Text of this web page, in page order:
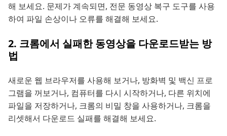
해 보세요. 문제가 계속되면, 전문 동영상 복구 도구를 사용
하여 파일 손상이나 오류를 해결해 보세요.
2. 크롬에서 실패한 동영상을 다운로드받는 방
법
새로운 웹 브라우저를 사용해 보거나, 방화벽 및 백신 프로
그램을 꺼보거나, 컴퓨터를 다시 시작하거나, 다른 위치에
파일을 저장하거나, 크롬의 비밀 창을 사용하거나, 크롬을
리셋해서 다운로드 실패를 해결해 보세요.